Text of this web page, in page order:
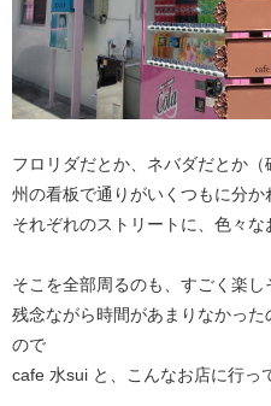
フロリダだとか、ネバダだとか
州の看板で通りがいくつもに分か
それぞれのストリートに、色々な
そこを全部周るのも、すごく楽し
残念ながら時間があまりなかっ
ので
cafe 水sui と、こんなお店に行っ